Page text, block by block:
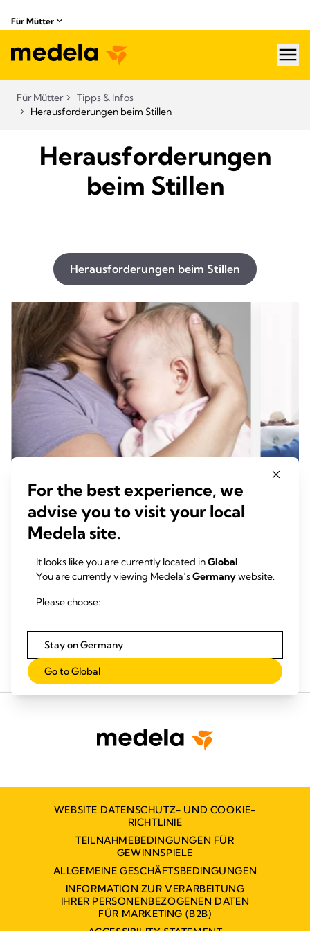
Für Mütter
Für Mütter
Tipps & Infos
Herausforderungen beim Stillen​
Herausforderungen
beim Stillen
Herausforderungen beim Stillen​
HERAUSFORDERUNGEN BEIM STILLEN​
Milchstau: Ursachen, Symptome &
Zeit zum Lesen: 7 min.
WEBSITE DATENSCHUTZ- UND COOKIE-
RICHTLINIE
TEILNAHMEBEDINGUNGEN FÜR
GEWINNSPIELE
ALLGEMEINE GESCHÄFTSBEDINGUNGEN
INFORMATION ZUR VERARBEITUNG
IHRER PERSONENBEZOGENEN DATEN
FÜR MARKETING (B2B)
For the best experience, we
advise you to visit your local
Medela site.
It looks like you are currently located inGlobal.
You are currently viewing Medela’sGermanywebsite.
Please choose:
Stay on Germany
Go to Global